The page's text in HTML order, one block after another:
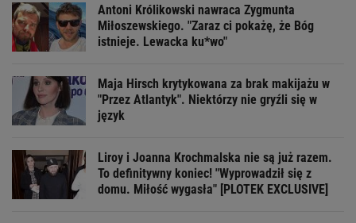
Antoni Królikowski nawraca Zygmunta
Miłoszewskiego. "Zaraz ci pokażę, że Bóg
istnieje. Lewacka ku*wo"
Maja Hirsch krytykowana za brak makijażu w
"Przez Atlantyk". Niektórzy nie gryźli się w
język
Liroy i Joanna Krochmalska nie są już razem.
To definitywny koniec! "Wyprowadził się z
domu. Miłość wygasła" [PLOTEK EXCLUSIVE]